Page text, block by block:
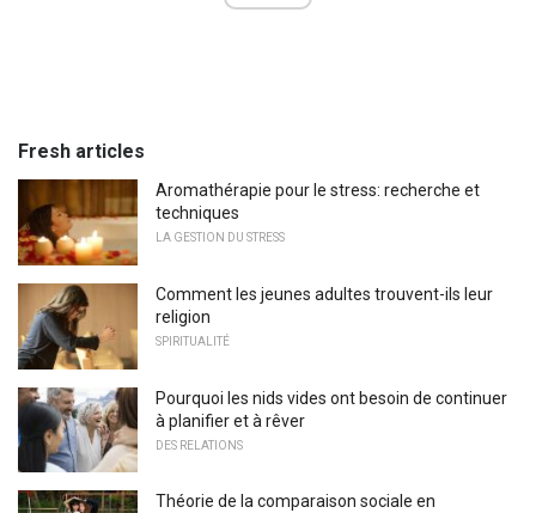
Fresh articles
Aromathérapie pour le stress: recherche et
techniques
LA GESTION DU STRESS
Comment les jeunes adultes trouvent-ils leur
religion
SPIRITUALITÉ
Pourquoi les nids vides ont besoin de continuer
à planifier et à rêver
DES RELATIONS
Théorie de la comparaison sociale en